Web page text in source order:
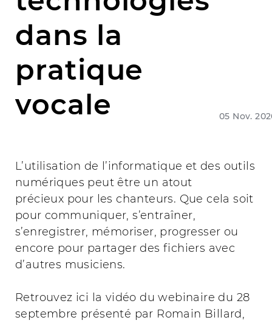
dans la
pratique
vocale
05 Nov.
L’utilisation de l’informatique et des outils
numériques peut être un atout
précieux pour les chanteurs. Que cela soit
pour communiquer, s’entraîner,
s’enregistrer, mémoriser, progresser ou
encore pour partager des fichiers avec
d’autres musiciens.
Retrouvez ici la vidéo du webinaire du 28
septembre présenté par Romain Billard,